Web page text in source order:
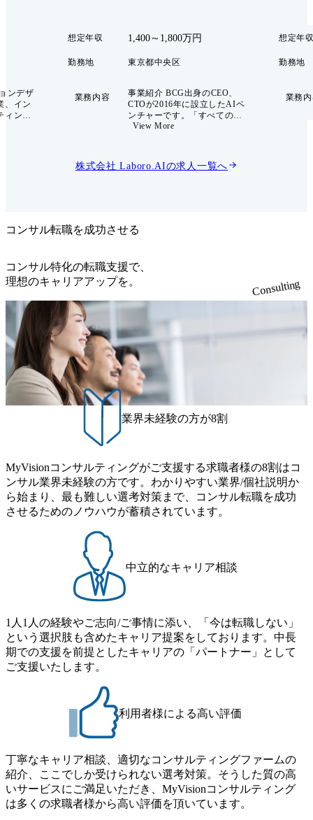
ンデザ
、イン
ィン
となる
と連携
いだき
ンバー
アント
。 例
マで
ビジ
がら、
のAIや
実際
務に関
行推進
要件定
報告 ・
の簡易
の開発
ジニア
のコー
れま
想定年収 1,400～1,800万円
勤務地 東京都中央区
業務内容
事業紹介 BCG出身のCEO、
CTOが2016年に設立したAIベ
ンチャーです。「すべての産
業の新しい姿を作る」「テク
げ、機械学習技術を活用し
て、クライアント企業のビジ
社DX推進の支援などを行っ
端の機械学習技術」と「ビジ
ネス現場の理解とそこへのAI
導入の知見・ノウハウ」の2
ロダクトやパッケージ製品で
オーダーメイドの「カスタム
AI」を開発・提供していま
す。 多数あるAIベンチャー
の中での当社の特徴は、クラ
イアント企業における「新規
事業」・「サービスへの応用
を目的とした研究開発製品」
に注力している点になりま
す。現状の効率化や画一的な
トを多く手掛けています。 業
務詳細 ソリューションデザイ
ナは、ミッションの一つであ
る「テクノロジーとビジネス
を、つなぐ」ための当社なら
ではのポジションです。 AIを
方の知識を持って、クライア
ント企業の課題解決・共同開
ルティング・AIに関する知見
をもとにAI関連のプロジェク
トの提案およびプロジェクト
マネージャーになります。 中
Laboro.AIにおけるソリュー
ションデザイン部門と関連部
任を担っていただきます。 職
務内容 ⚫︎AIを活用したプロジ
ェクト受注を目指した企画・
提案セールス ・クライアン
トへのプロジェクト提案・セ
ールス活動(セールスのリー
View More
想定年
勤務地
業務
株式会社 Laboro.AIの求人一覧へ
コンサル転職を成功させる
コンサル特化の転職支援で、
理想のキャリアアップを。
Consulting
業界未経験の方が8割
MyVisionコンサルティングがご支援する求職者様の8割はコ
ンサル業界未経験の方です。わかりやすい業界/個社説明か
ら始まり、最も難しい選考対策まで、コンサル転職を成功
させるためのノウハウが蓄積されています。
中立的なキャリア相談
1人1人の経験やご志向/ご事情に添い、「今は転職しない」
という選択肢も含めたキャリア提案をしております。中長
期での支援を前提としたキャリアの「パートナー」として
ご支援いたします。
利用者様による高い評価
丁寧なキャリア相談、適切なコンサルティングファームの
紹介、ここでしか受けられない選考対策。そうした質の高
いサービスにご満足いただき、MyVisionコンサルティング
は多くの求職者様から高い評価を頂いています。